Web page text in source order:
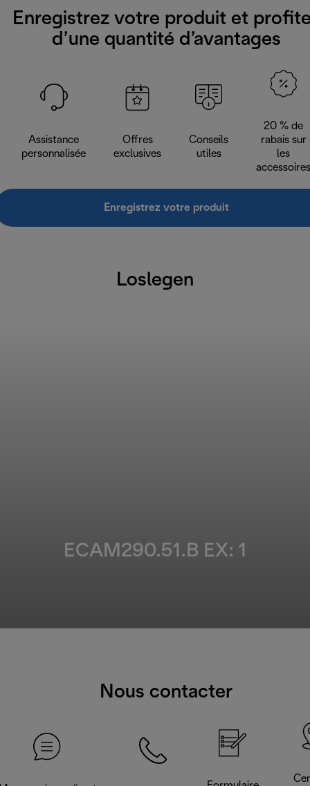
Enregistrez votre produit et
d’une quantité d’avantages
Assistance
personnalisée
Offres
exclusives
Conseils
utiles
20 % de
rabais sur
les
accessoires
Enregistrez votre produit
Loslegen
ECAM290.51.B EX: 1
Nous contacter